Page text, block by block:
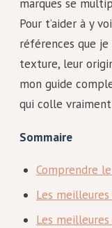
marques se
Pour t’aider à y
références que
texture, leur
mon guide
qui colle
Sommaire
Comprendre
Les
Les